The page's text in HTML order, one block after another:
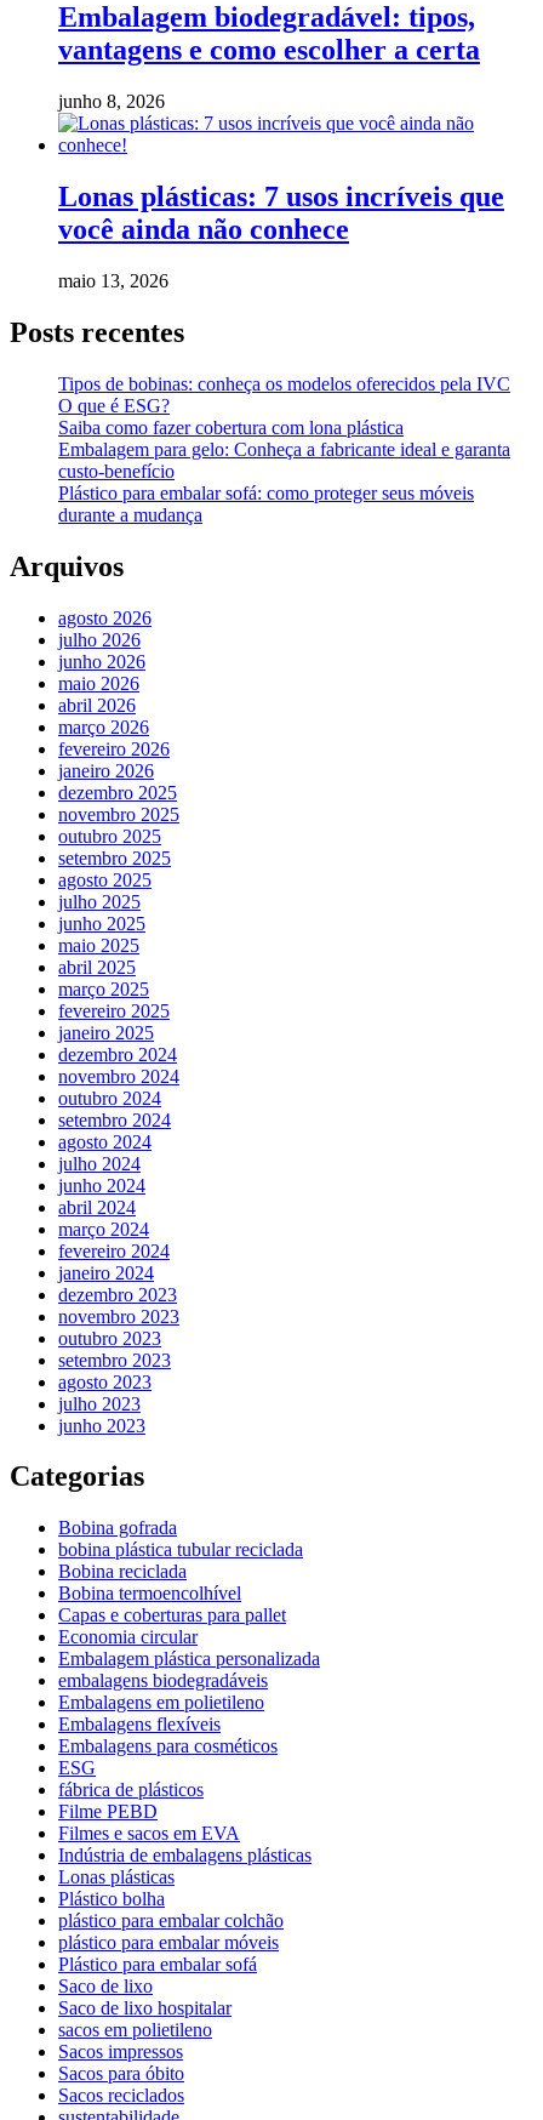
Embalagem biodegradável: tipos,
vantagens e como escolher a certa
junho 8, 2026
Lonas plásticas: 7 usos incríveis que
você ainda não conhece
maio 13, 2026
Posts recentes
Tipos de bobinas: conheça os modelos oferecidos pela IVC
O que é ESG?
Saiba como fazer cobertura com lona plástica
Embalagem para gelo: Conheça a fabricante ideal e garanta
custo-benefício
Plástico para embalar sofá: como proteger seus móveis
durante a mudança
Arquivos
agosto 2026
julho 2026
junho 2026
maio 2026
abril 2026
março 2026
fevereiro 2026
janeiro 2026
dezembro 2025
novembro 2025
outubro 2025
setembro 2025
agosto 2025
julho 2025
junho 2025
maio 2025
abril 2025
março 2025
fevereiro 2025
janeiro 2025
dezembro 2024
novembro 2024
outubro 2024
setembro 2024
agosto 2024
julho 2024
junho 2024
abril 2024
março 2024
fevereiro 2024
janeiro 2024
dezembro 2023
novembro 2023
outubro 2023
setembro 2023
agosto 2023
julho 2023
junho 2023
Categorias
Bobina gofrada
bobina plástica tubular reciclada
Bobina reciclada
Bobina termoencolhível
Capas e coberturas para pallet
Economia circular
Embalagem plástica personalizada
embalagens biodegradáveis
Embalagens em polietileno
Embalagens flexíveis
Embalagens para cosméticos
ESG
fábrica de plásticos
Filme PEBD
Filmes e sacos em EVA
Indústria de embalagens plásticas
Lonas plásticas
Plástico bolha
plástico para embalar colchão
plástico para embalar móveis
Plástico para embalar sofá
Saco de lixo
Saco de lixo hospitalar
sacos em polietileno
Sacos impressos
Sacos para óbito
Sacos reciclados